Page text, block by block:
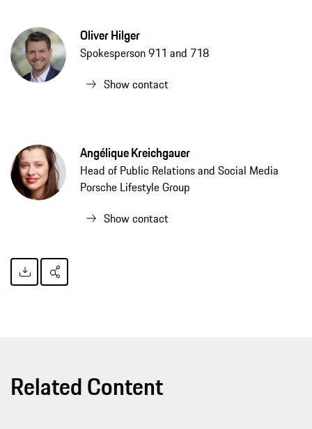
Oliver Hilger
Spokesperson 911 and 718
Show contact
Angélique Kreichgauer
Head of Public Relations and Social Media
Porsche Lifestyle Group
Show contact
Related Content